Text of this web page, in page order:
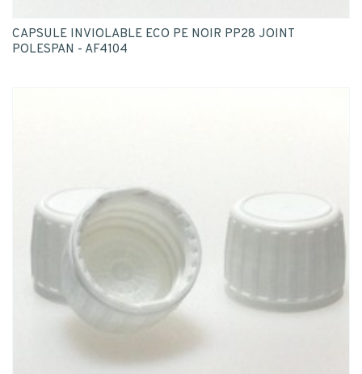
CAPSULE INVIOLABLE ECO PE NOIR PP28 JOINT
POLESPAN - AF4104